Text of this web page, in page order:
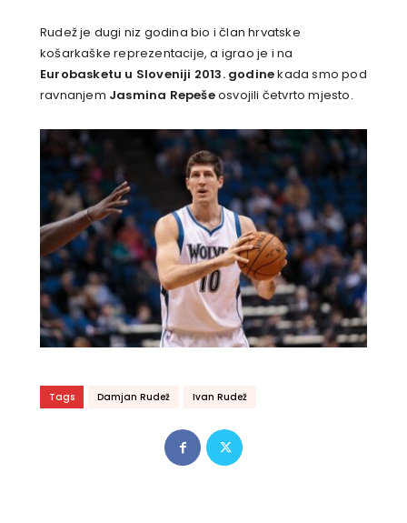
Rudež je dugi niz godina bio i član hrvatske
košarkaške reprezentacije, a igrao je i na
Eurobasketu u Sloveniji 2013. godinekada smo pod
ravnanjem Jasmina Repešeosvojili četvrto mjesto.
Tags Damjan Rudež Ivan Rudež